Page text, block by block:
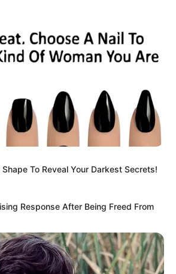
That's Redefining 'Giant'—Bigger
To Reveal Your Darkest Secrets!
Response After Being Freed From